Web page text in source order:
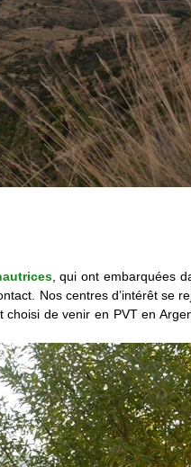
, qui ont embarquées
Nos centres d’intérêt se
choisi de venir en PVT en